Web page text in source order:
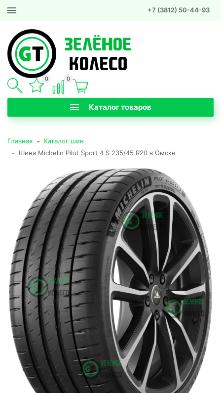
+7 (3812) 50-44-93
Каталог товаров
0 0
Главная - Каталог шин
- Шина Michelin Pilot Sport 4 S 235/45 R20 в Омске